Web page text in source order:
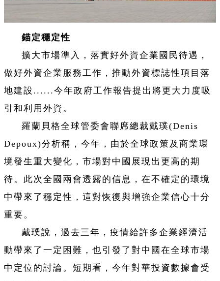
錨定穩定性
擴大市場準入，落實好外資企業國民待遇，
做好外資企業服務工作，推動外資標誌性項目落
地建設......今年政府工作報告提出將更大力度吸
引和利用外資。
羅蘭貝格全球管委會聯席總裁戴璞(Denis
Depoux)分析稱，今年，由於全球政策及商業環
境發生重大變化，市場對中國展現出更高的期
待。此次全國兩會透露的信息，在不確定的環境
中帶來了穩定性，這對恢復與增強企業信心十分
重要。
戴璞說，過去三年，疫情給許多企業經濟活
動帶來了一定困難，也引發了對中國在全球市場
中定位的討論。短期看，今年對華投資數據會受